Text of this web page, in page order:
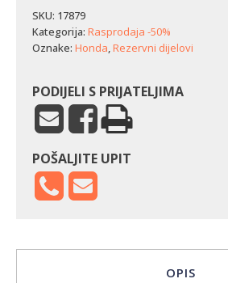
SKU: 17879
Kategorija: Rasprodaja -50%
Oznake: Honda,Rezervni dijelovi
PODIJELI S PRIJATELJIMA
POŠALJITE UPIT
OPIS